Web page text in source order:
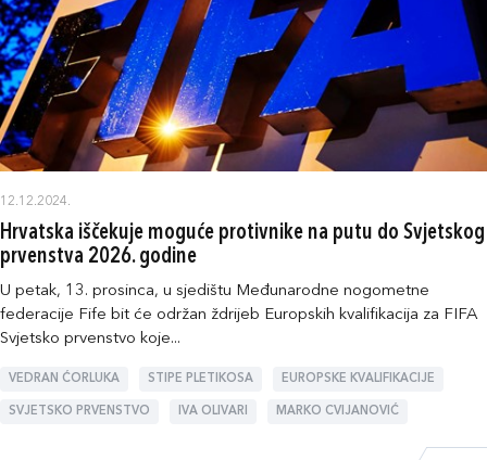
12.12.2024.
Hrvatska iščekuje moguće protivnike na putu do Svjetskog
prvenstva 2026. godine
U petak, 13. prosinca, u sjedištu Međunarodne nogometne
federacije Fife bit će održan ždrijeb Europskih kvalifikacija za FIFA
Svjetsko prvenstvo koje...
VEDRAN ĆORLUKA STIPE PLETIKOSA EUROPSKE KVALIFIKACIJE
SVJETSKO PRVENSTVO IVA OLIVARI MARKO CVIJANOVIĆ